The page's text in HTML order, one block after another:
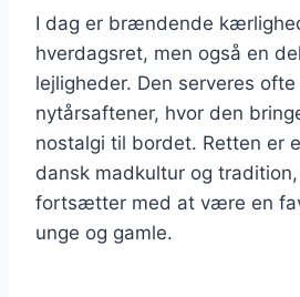
I dag er brændende
hverdagsret, men også en
lejligheder. Den serveres
nytårsaftener, hvor den
nostalgi til bordet. Retten er
dansk madkultur og
fortsætter med at være en
unge og gamle.